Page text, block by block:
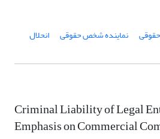
نماینده شخص حقوقی انحلال
Criminal Liability of Legal
Emphasis on Commercial